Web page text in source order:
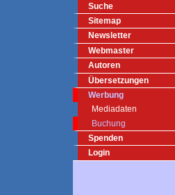
Suche
Sitemap
Newsletter
Webmaster
Autoren
Übersetzungen
Werbung
Mediadaten
Buchung
Spenden
Login